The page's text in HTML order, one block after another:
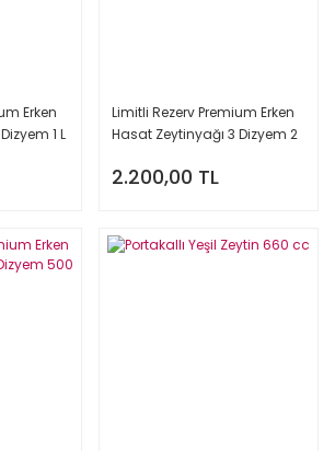
Erken
1 L
Limitli Rezerv Premium Erken
Hasat Zeytinyağı 3 Dizyem 2
2.200,00 TL